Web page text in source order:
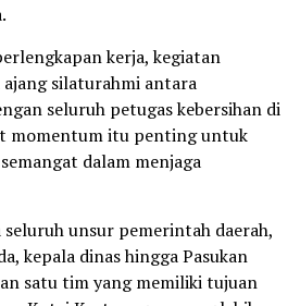
kerja, kegiatan
silaturahmi antara
seluruh petugas kebersihan di
momentum itu penting untuk
dalam menjaga
seluruh unsur pemerintah daerah,
kepala dinas hingga Pasukan
satu tim yang memiliki tujuan